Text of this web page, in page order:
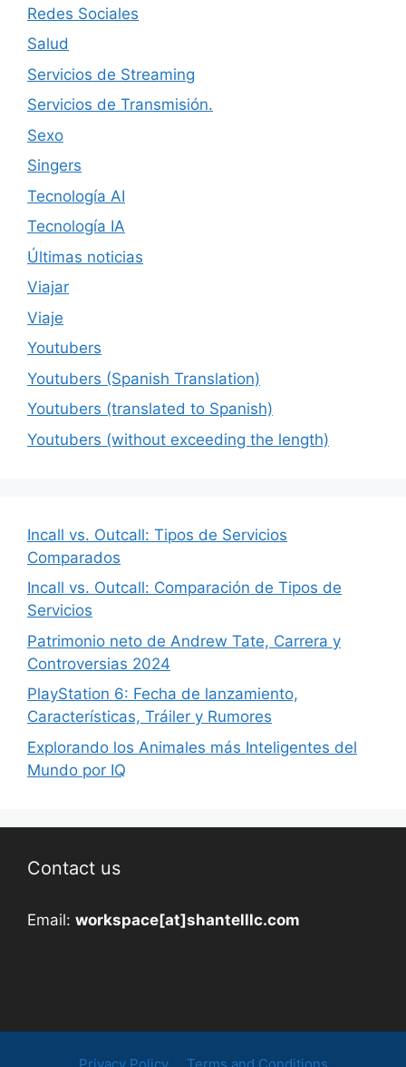
Redes Sociales
Salud
Servicios de Streaming
Servicios de Transmisión.
Sexo
Singers
Tecnología AI
Tecnología IA
Últimas noticias
Viajar
Viaje
Youtubers
Youtubers (Spanish Translation)
Youtubers (translated to Spanish)
Youtubers (without exceeding the length)
Incall vs. Outcall: Tipos de Servicios
Comparados
Incall vs. Outcall: Comparación de Tipos de
Servicios
Patrimonio neto de Andrew Tate, Carrera y
Controversias 2024
PlayStation 6: Fecha de lanzamiento,
Características, Tráiler y Rumores
Explorando los Animales más Inteligentes del
Mundo por IQ
Contact us
Email: workspace[at]shantelllc.com